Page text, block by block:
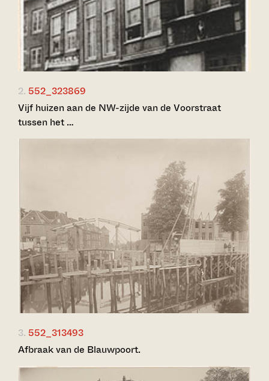
2. 552_323869
Vijf huizen aan de NW-zijde van de Voorstraat
tussen het …
3. 552_313493
Afbraak van de Blauwpoort.